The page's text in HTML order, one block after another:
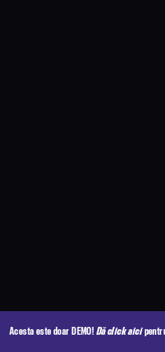
Acesta este doar DEMO!Dă click aici